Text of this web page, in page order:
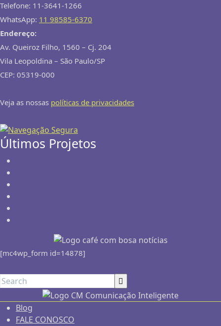
Telefone: 11-3641-1266
WhatsApp: 11 98585-6370
Endereço:
Av. Queiroz Filho, 1560 – Cj. 204
Vila Leopoldina – São Paulo/SP
CEP: 05319-000
Veja as nossas políticas de privacidades
Últimos Projetos
[mc4wp_form id=14878]
Blog
FALE CONOSCO